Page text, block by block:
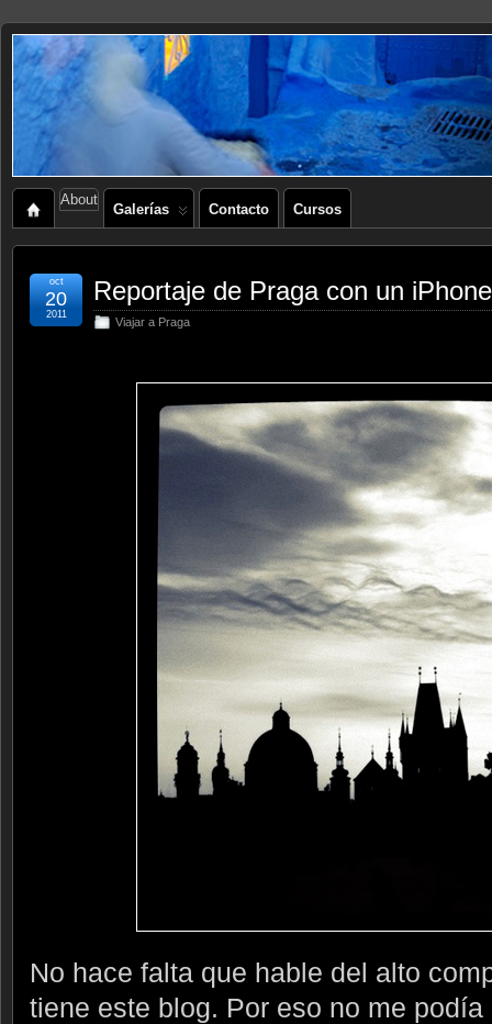
About
Galerías Contacto Cursos
Reportaje de Praga con un iPhone
Viajar a Praga
oct
20
2011
No hace falta que hable del alto
tiene este blog. Por eso no me